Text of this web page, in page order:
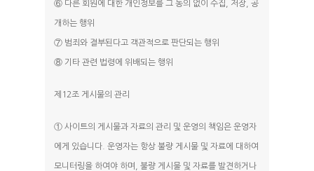
⑥ 다른 회원에 대한 개인정보를 그 동의 없이 수집, 저장, 공
개하는 행위
⑦ 범죄와 결부된다고 객관적으로 판단되는 행위
⑧ 기타 관련 법령에 위배되는 행위
제12조 게시물의 관리
① 사이트의 게시물과 자료의 관리 및 운영의 책임은 운영자
에게 있습니다. 운영자는 항상 불량 게시물 및 자료에 대하여
모니터링을 하여야 하며, 불량 게시물 및 자료를 발견하거나